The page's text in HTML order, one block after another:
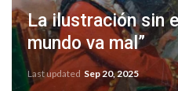
La ilustración sin
mundo va mal”
Last updated Sep 20, 2025